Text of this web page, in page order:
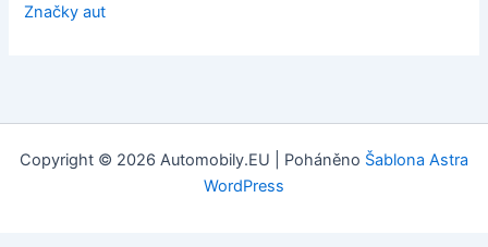
Značky aut
Copyright © 2026 Automobily.EU | Poháněno Šablona Astra
WordPress